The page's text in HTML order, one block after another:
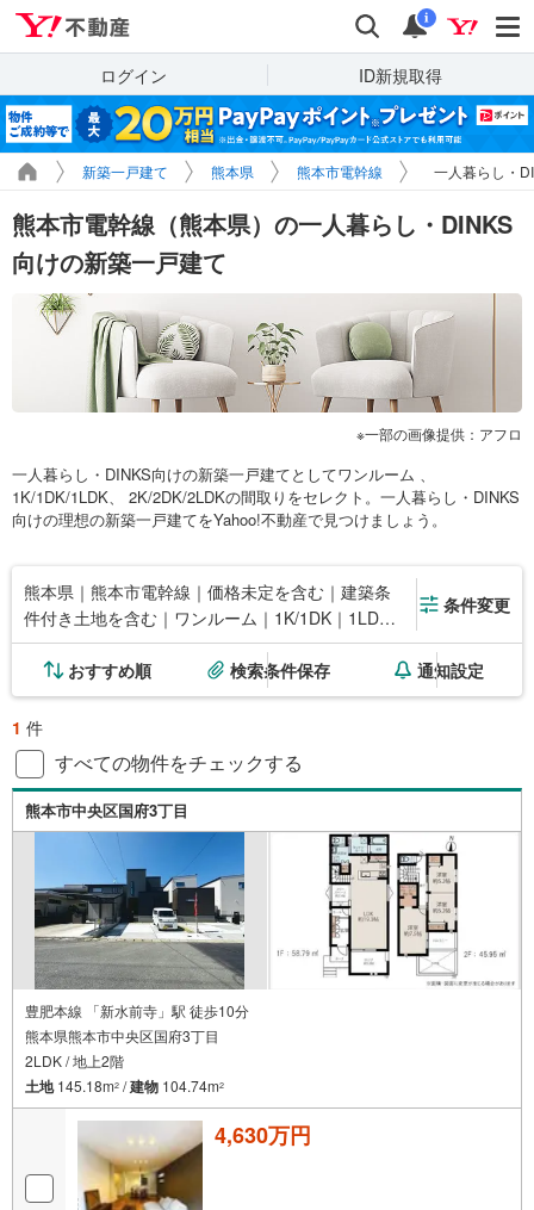
検索 通知
i
ログイン ID新規取得
新築一戸建て 熊本県 熊本市電幹線 一人暮らし・
熊本市電幹線（熊本県）の一人暮らし・DINKS
向けの新築一戸建て
一部の画像提供：アフロ
一人暮らし・DINKS向けの新築一戸建てとしてワンルーム 、
1K/1DK/1LDK、 2K/2DK/2LDKの間取りをセレクト。一人暮らし・DINKS
向けの理想の新築一戸建てをYahoo!不動産で見つけましょう。
熊本県｜熊本市電幹線｜価格未定を含む｜建築条
件付き土地を含む｜ワンルーム｜1K/1DK｜1LDK
｜2K/2DK｜2LDK
条件変更
おすすめ順 検索条件保存 通知設定
1 件
すべての物件をチェックする
熊本市中央区国府3丁目
豊肥本線 「新水前寺」駅 徒歩10分
熊本県熊本市中央区国府3丁目
2LDK / 地上2階
土地145.18m2 /建物 104.74m2
4,630万円